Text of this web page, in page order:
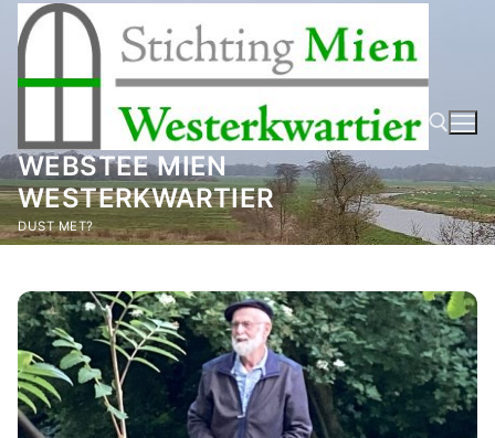
naar
inhoud
WEBSTEE MIEN
WESTERKWARTIER
DUST MET? Zoeken naar: